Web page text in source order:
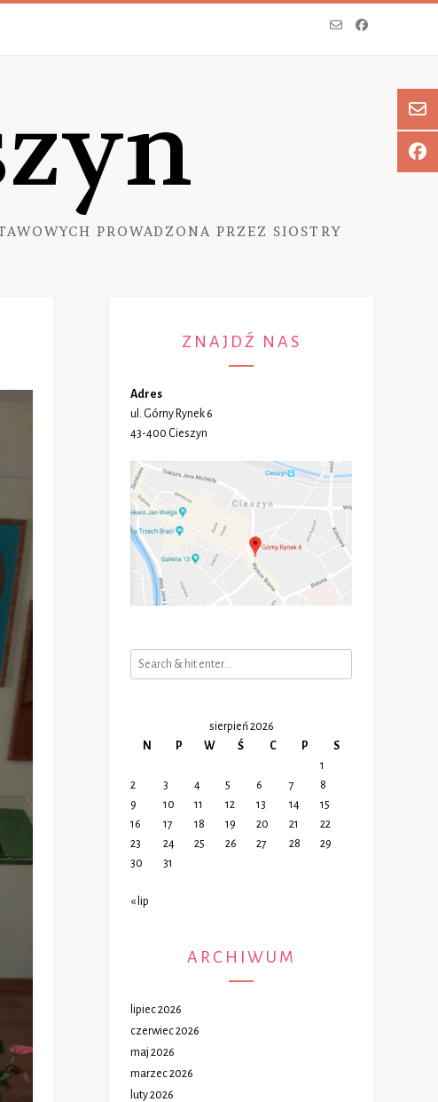
PROWADZONA PRZEZ SIOSTRY
ZNAJDŹ NAS
Adres
ul. Górny Rynek 6
43-400 Cieszyn
sierpień 2026
N
P W Ś C P
S
1
2
3 4 5 6 7
8
9
10 11 12 13 14
15
16
17 18 19 20 21
22
23
24 25 26 27 28
29
30
31
« lip
ARCHIWUM
lipiec 2026
czerwiec 2026
maj 2026
marzec 2026
luty 2026